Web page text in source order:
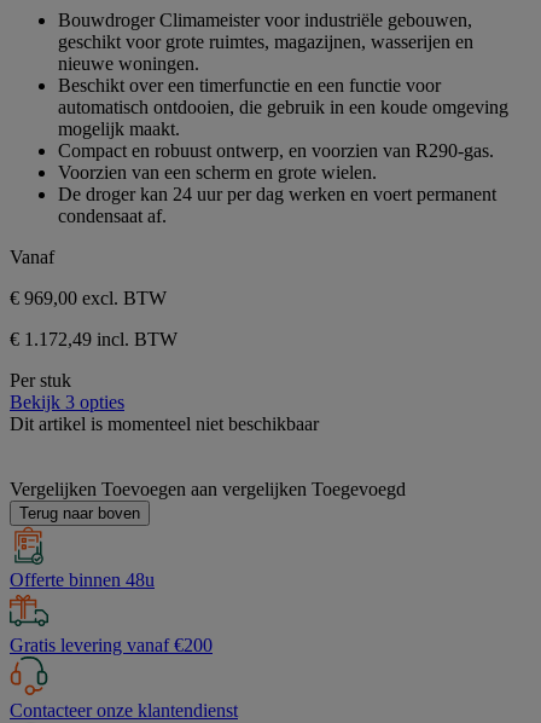
sterren.
Bouwdroger Climameister voor industriële gebouwen,
geschikt voor grote ruimtes, magazijnen, wasserijen en
nieuwe woningen.
Beschikt over een timerfunctie en een functie voor
automatisch ontdooien, die gebruik in een koude omgeving
mogelijk maakt.
Compact en robuust ontwerp, en voorzien van R290-gas.
Voorzien van een scherm en grote wielen.
De droger kan 24 uur per dag werken en voert permanent
condensaat af.
Vanaf
€ 969,00 excl. BTW
€ 1.172,49 incl. BTW
Per stuk
Bekijk 3 opties
Dit artikel is momenteel niet beschikbaar
Vergelijken Toevoegen aan vergelijken Toegevoegd
Terug naar boven
Offerte binnen 48u
Gratis levering vanaf €200
Contacteer onze klantendienst